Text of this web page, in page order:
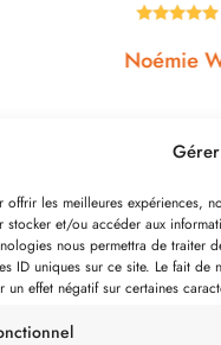
offrir les meilleures expériences,
stocker et/ou accéder aux
nous permettra de traiter
ID uniques sur ce site. Le fait de
un effet négatif sur certaines